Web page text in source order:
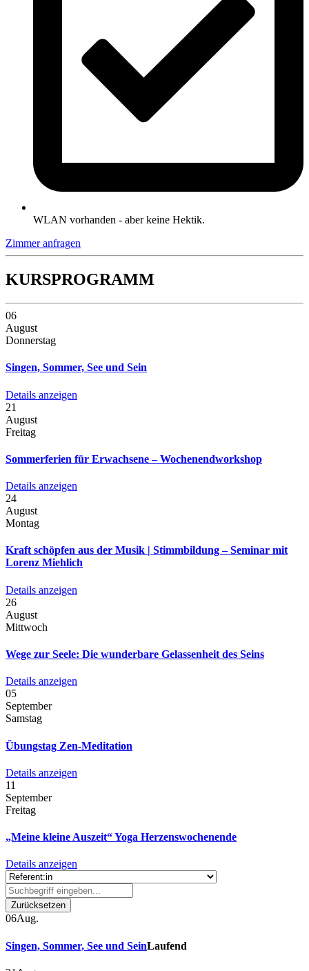
WLAN vorhanden - aber keine Hektik.
Zimmer anfragen
KURSPROGRAMM
06
August
Donnerstag
Singen, Sommer, See und Sein
Details anzeigen
21
August
Freitag
Sommerferien für Erwachsene – Wochenendworkshop
Details anzeigen
24
August
Montag
Kraft schöpfen aus der Musik | Stimmbildung – Seminar mit
Lorenz Miehlich
Details anzeigen
26
August
Mittwoch
Wege zur Seele: Die wunderbare Gelassenheit des Seins
Details anzeigen
05
September
Samstag
Übungstag Zen-Meditation
Details anzeigen
11
September
Freitag
„Meine kleine Auszeit“ Yoga Herzenswochenende
Details anzeigen
Zurücksetzen
06Aug.
Singen, Sommer, See und SeinLaufend